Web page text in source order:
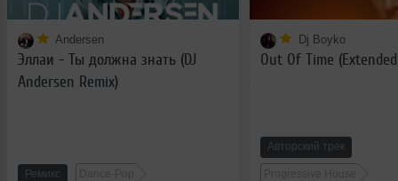
Andersen
Эллаи - Ты должна знать (DJ
Andersen Remix)
Ремикс Dance-Pop
Dj Boyko
Out Of Time
Авторский трек
Progressive House